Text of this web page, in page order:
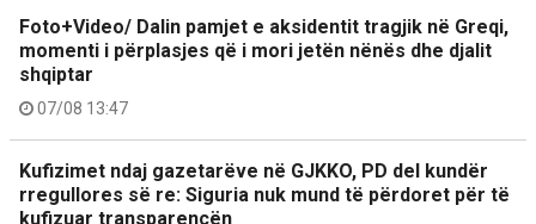
Foto+Video/ Dalin pamjet e aksidentit tragjik në Greqi,
momenti i përplasjes që i mori jetën nënës dhe djalit
shqiptar
07/08 13:47
Kufizimet ndaj gazetarëve në GJKKO, PD del kundër
rregullores së re: Siguria nuk mund të përdoret për të
kufizuar transparencën